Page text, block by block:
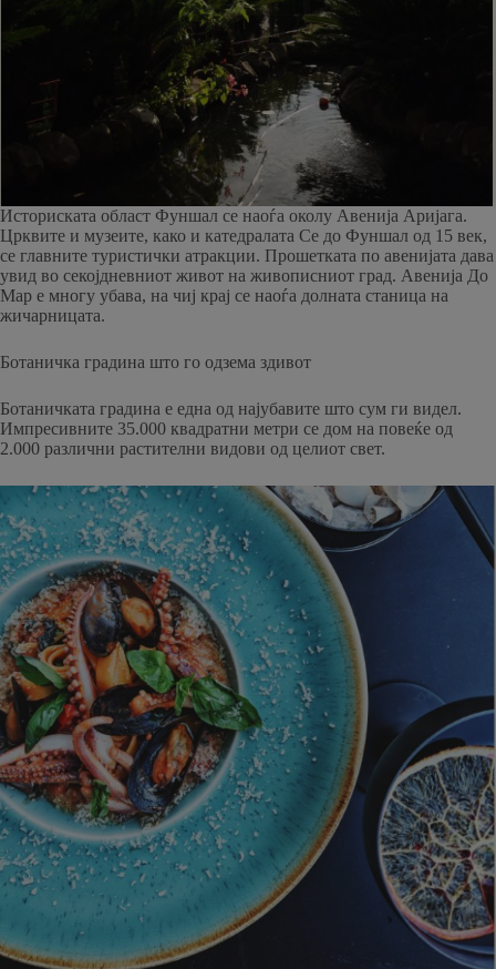
Историската област Фуншал се наоѓа околу Авенија Аријага.
Црквите и музеите, како и катедралата Се до Фуншал од 15 век,
се главните туристички атракции. Прошетката по авенијата дава
увид во секојдневниот живот на живописниот град. Авенија До
Мар е многу убава, на чиј крај се наоѓа долната станица на
жичарницата.
Ботаничка градина што го одзема здивот
Ботаничката градина е една од најубавите што сум ги видел.
Импресивните 35.000 квадратни метри се дом на повеќе од
2.000 различни растителни видови од целиот свет.